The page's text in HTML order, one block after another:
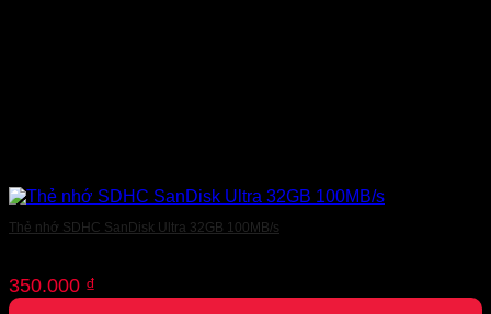
Thẻ nhớ SDHC SanDisk Ultra 32GB 100MB/s
350.000 ₫